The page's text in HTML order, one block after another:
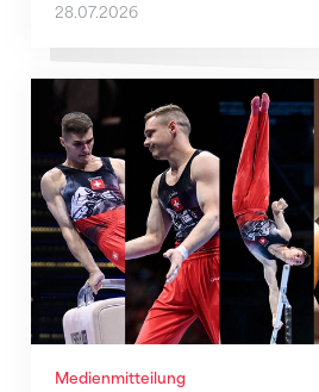
28.07.2026
Medienmitteilung
Männer-Team für die EM in